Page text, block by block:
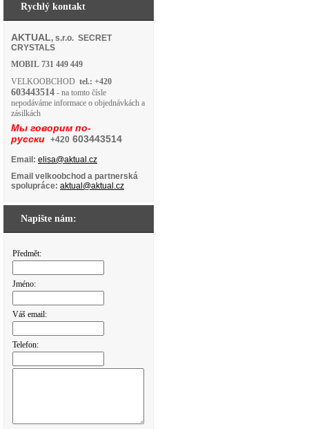
Rychlý kontakt
AKTUAL, s.r.o. SECRET
CRYSTALS
MOBIL 731 449 449
VELKOOBCHOD tel.: +420
603443514 - na tomto čísle
nepodáváme informace o objednávkách a
zásilkách
Мы говорим по-
русски +420 603443514
Email: elisa@aktual.cz
Email velkoobchod a partnerská
spolupráce: aktual@aktual.cz
Napište nám:
Předmět:
Jméno:
Váš email:
Telefon: